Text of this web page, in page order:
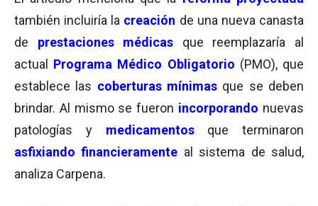
también incluiría la creación de una nueva canasta
de prestaciones médicas que reemplazaría al
actual Programa Médico Obligatorio (PMO), que
establece las coberturas mínimas que se deben
brindar. Al mismo se fueron incorporando nuevas
patologías y medicamentosque terminaron
asfixiando financieramente al sistema de salud,
analiza Carpena.